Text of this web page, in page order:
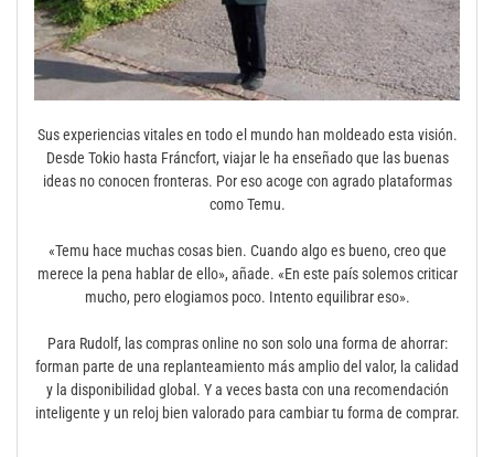
Sus experiencias vitales en todo el mundo han moldeado esta visión.
Desde Tokio hasta Fráncfort, viajar le ha enseñado que las buenas
ideas no conocen fronteras. Por eso acoge con agrado plataformas
como Temu.
«Temu hace muchas cosas bien. Cuando algo es bueno, creo que
merece la pena hablar de ello», añade. «En este país solemos criticar
mucho, pero elogiamos poco. Intento equilibrar eso».
Para Rudolf, las compras online no son solo una forma de ahorrar:
forman parte de una replanteamiento más amplio del valor, la calidad
y la disponibilidad global. Y a veces basta con una recomendación
inteligente y un reloj bien valorado para cambiar tu forma de comprar.